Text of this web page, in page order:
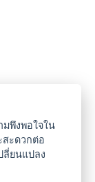
พึงพอใจใน
สะดวกต่อ
ลี่ยนแปลง